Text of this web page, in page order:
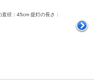
径：45cm 提灯の長さ：